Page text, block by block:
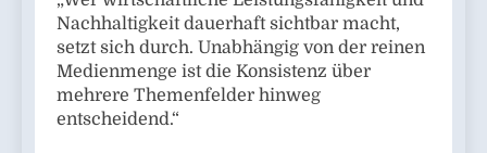
Nachhaltigkeit dauerhaft sichtbar macht,
setzt sich durch. Unabhängig von der reinen
Medienmenge ist die Konsistenz über
mehrere Themenfelder hinweg
entscheidend.“